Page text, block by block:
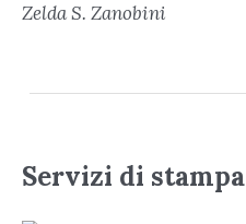
Zelda S. Zanobini
Servizi di stampa